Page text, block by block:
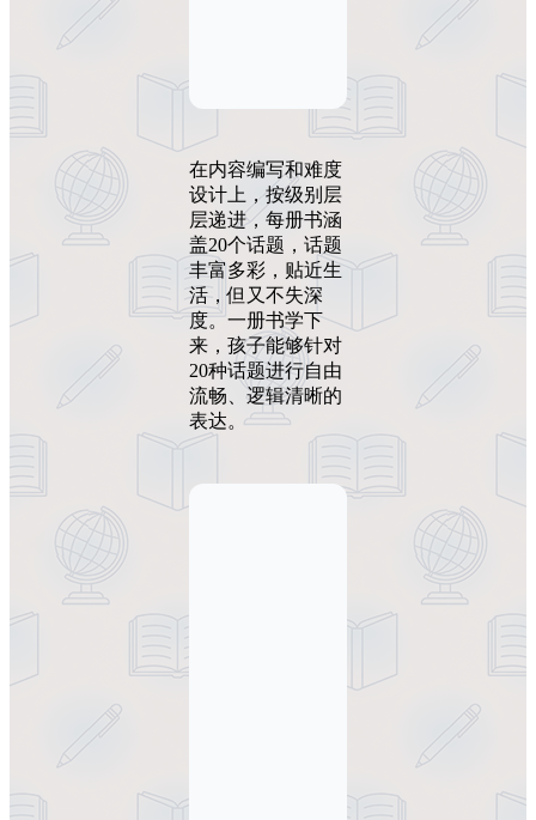
在内容编写和难度
设计上，按级别层
层递进，每册书涵
盖20个话题，话题
丰富多彩，贴近生
活，但又不失深
度。一册书学下
来，孩子能够针对
20种话题进行自由
流畅、逻辑清晰的
表达。